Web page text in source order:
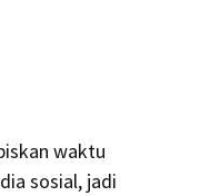
waktu
sosial, jadi